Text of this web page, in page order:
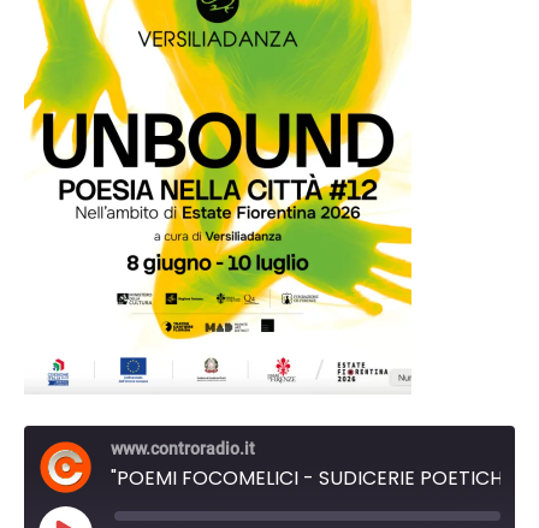
www.controradio.it